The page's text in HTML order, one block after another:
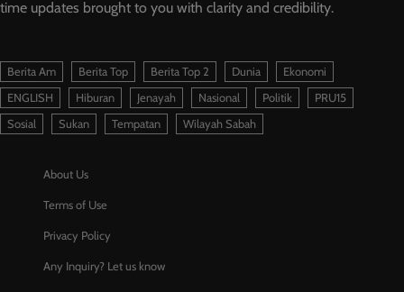
time updates brought to you with clarity and credibility.
Berita Am Berita Top Berita Top 2 Dunia
Ekonomi
ENGLISH
Hiburan Jenayah Nasional Politik
PRU15
Sosial
Sukan Tempatan Wilayah Sabah
About Us
Terms of Use
Privacy Policy
Any Inquiry? Let us know